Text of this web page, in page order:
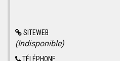
SITEWEB
(Indisponible)
TÉLÉPHONE